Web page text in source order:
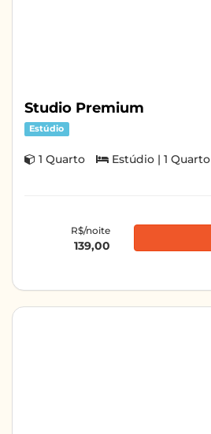
Studio Premium
Estúdio
1 Quarto Estúdio | 1 Quarto
R$/noite
139,00